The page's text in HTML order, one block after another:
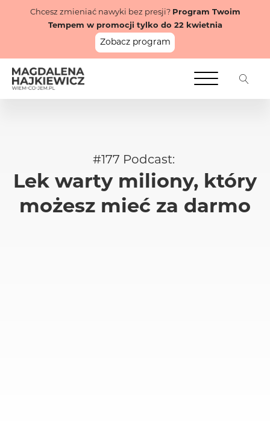
Chcesz zmieniać nawyki bez presji? Program Twoim
Tempem w promocji tylko do 22 kwietnia
Zobacz program
#177 Podcast:
Lek warty miliony, który
możesz mieć za darmo